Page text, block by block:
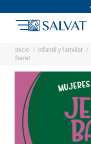
Inicio Infantil y familiar
Baret